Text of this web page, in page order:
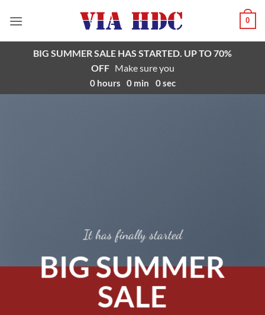
0
BIG SUMMER SALE HAS STARTED. UP TO 70%
OFF Make sure you
0 hours 0 min 0sec
It has finally started
BIG SUMMER
SALE